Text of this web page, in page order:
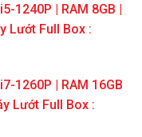
1240P | RAM 8GB |
Lướt Full Box :
1260P | RAM 16GB
Lướt Full Box :